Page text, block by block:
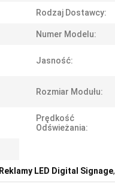
Rodzaj Dostawcy:
Numer Modelu:
Jasność:
Rozmiar Modułu:
Prędkość
Odświeżania:
Reklamy LED Digital Signage,